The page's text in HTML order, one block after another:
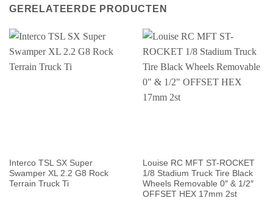
GERELATEERDE PRODUCTEN
Interco TSL SX Super
Swamper XL 2.2 G8 Rock
Terrain Truck Ti
Louise RC MFT ST-ROCKET
1/8 Stadium Truck Tire Black
Wheels Removable 0″ & 1/2″
OFFSET HEX 17mm 2st